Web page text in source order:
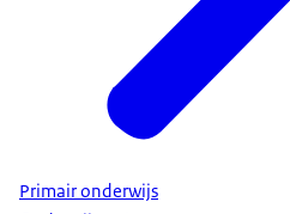
Primair onderwijs